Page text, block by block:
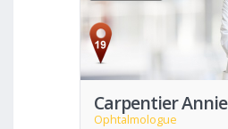
Carpentier Annie
Ophtalmologue